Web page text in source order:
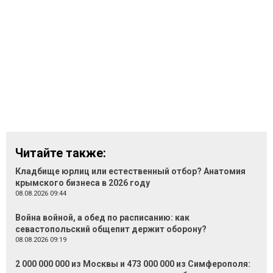
Читайте также:
Кладбище юрлиц или естественный отбор? Анатомия
крымского бизнеса в 2026 году
08.08.2026 09:44
Война войной, а обед по расписанию: как
севастопольский общепит держит оборону?
08.08.2026 09:19
2 000 000 000 из Москвы и 473 000 000 из Симферополя: